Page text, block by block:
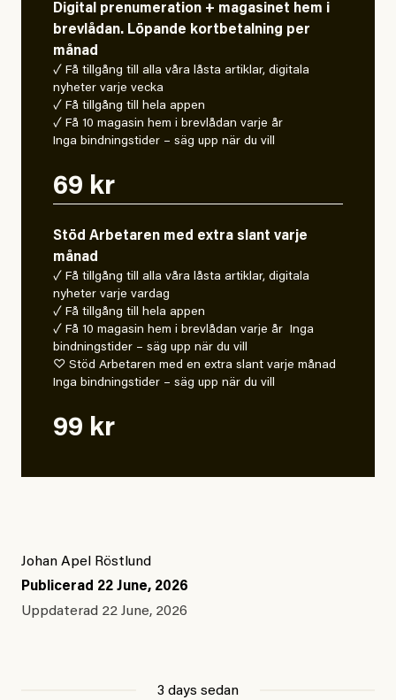
Digital prenumeration + magasinet hem i
brevlådan. Löpande kortbetalning per
månad
✓ Få tillgång till alla våra låsta artiklar, digitala
nyheter varje vecka
✓ Få tillgång till hela appen
✓ Få 10 magasin hem i brevlådan varje år
Inga bindningstider – säg upp när du vill
69 kr
Stöd Arbetaren med extra slant varje
månad
✓ Få tillgång till alla våra låsta artiklar, digitala
nyheter varje vardag
✓ Få tillgång till hela appen
✓ Få 10 magasin hem i brevlådan varje år Inga
bindningstider – säg upp när du vill
♡ Stöd Arbetaren med en extra slant varje månad
Inga bindningstider – säg upp när du vill
99 kr
Johan Apel Röstlund
Publicerad 22 June, 2026
Uppdaterad 22 June, 2026
3 days sedan